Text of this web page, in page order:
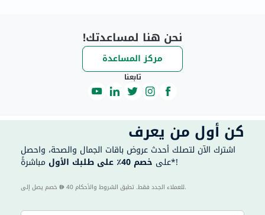
نحن هنا لمساعدتك!
مركز المساعدة
تابعنا
كن أول من يعرف
اشترك الآن لتصلك أحدث عروض باقات الجمال والصحة، واحصل
على خصم 40٪ على طلبك الأول مباشرةً*!
40 للعملاء الجدد فقط. تطبق الشروط والأحكام.